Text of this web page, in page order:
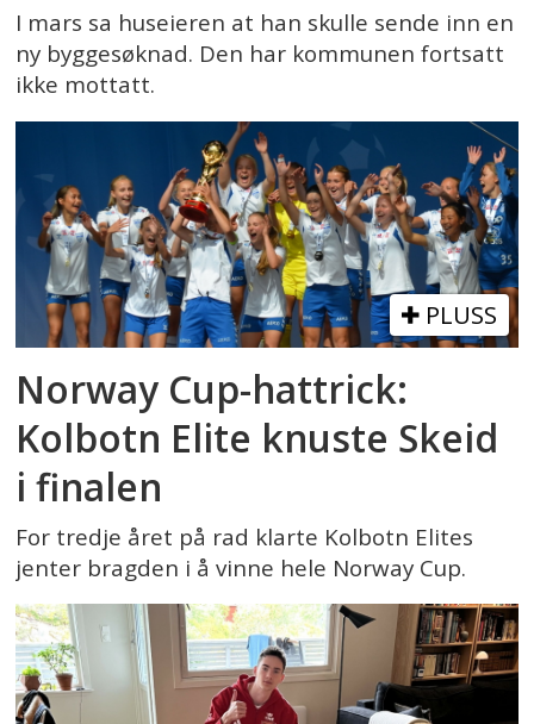
I mars sa huseieren at han skulle sende inn en
ny byggesøknad. Den har kommunen fortsatt
ikke mottatt.
PLUSS
Norway Cup-hattrick:
Kolbotn Elite knuste Skeid
i finalen
For tredje året på rad klarte Kolbotn Elites
jenter bragden i å vinne hele Norway Cup.